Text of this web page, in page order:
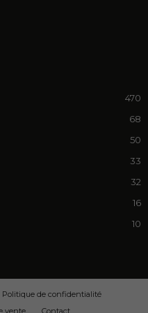
470
68
50
33
32
16
10
Politique de confidentialité
vente
Contact